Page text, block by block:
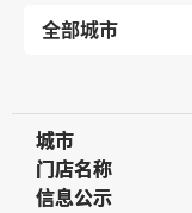
城市
城市
门店名称
门店名称
信息公示
信息公示